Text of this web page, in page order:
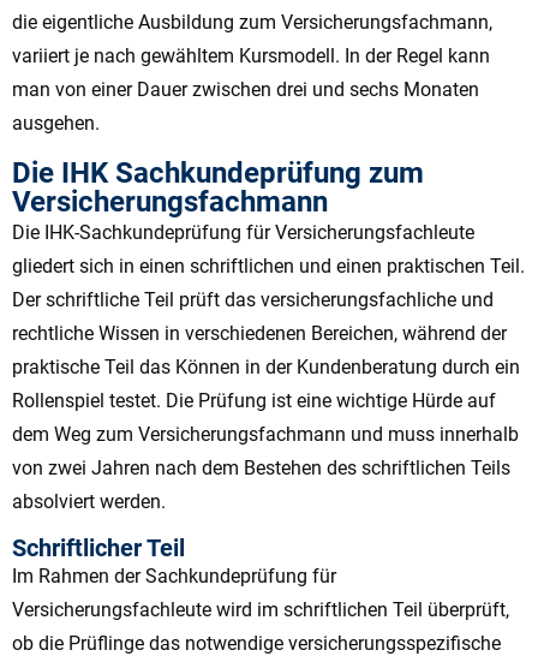
die eigentliche Ausbildung zum Versicherungsfachmann,
variiert je nach gewähltem Kursmodell. In der Regel kann
man von einer Dauer zwischen drei und sechs Monaten
ausgehen.
Die IHK Sachkundeprüfung zum
Versicherungsfachmann
Die IHK-Sachkundeprüfung für Versicherungsfachleute
gliedert sich in einen schriftlichen und einen praktischen Teil.
Der schriftliche Teil prüft das versicherungsfachliche und
rechtliche Wissen in verschiedenen Bereichen, während der
praktische Teil das Können in der Kundenberatung durch ein
Rollenspiel testet. Die Prüfung ist eine wichtige Hürde auf
dem Weg zum Versicherungsfachmann und muss innerhalb
von zwei Jahren nach dem Bestehen des schriftlichen Teils
absolviert werden.
Schriftlicher Teil
Im Rahmen der Sachkundeprüfung für
Versicherungsfachleute wird im schriftlichen Teil überprüft,
ob die Prüflinge das notwendige versicherungsspezifische